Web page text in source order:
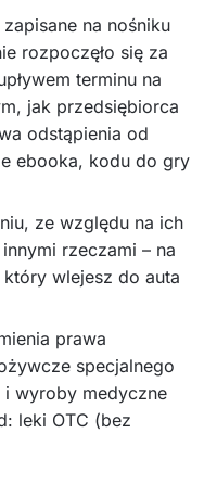
na nośniku
rozpoczęło się za
terminu na
jak przedsiębiorca
odstąpienia od
ebooka, kodu do gry
ze względu na ich
rzeczami – na
wlejesz do auta
prawa
specjalnego
wyroby medyczne
leki OTC (bez